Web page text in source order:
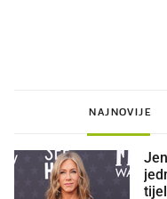
NAJNOVIJE